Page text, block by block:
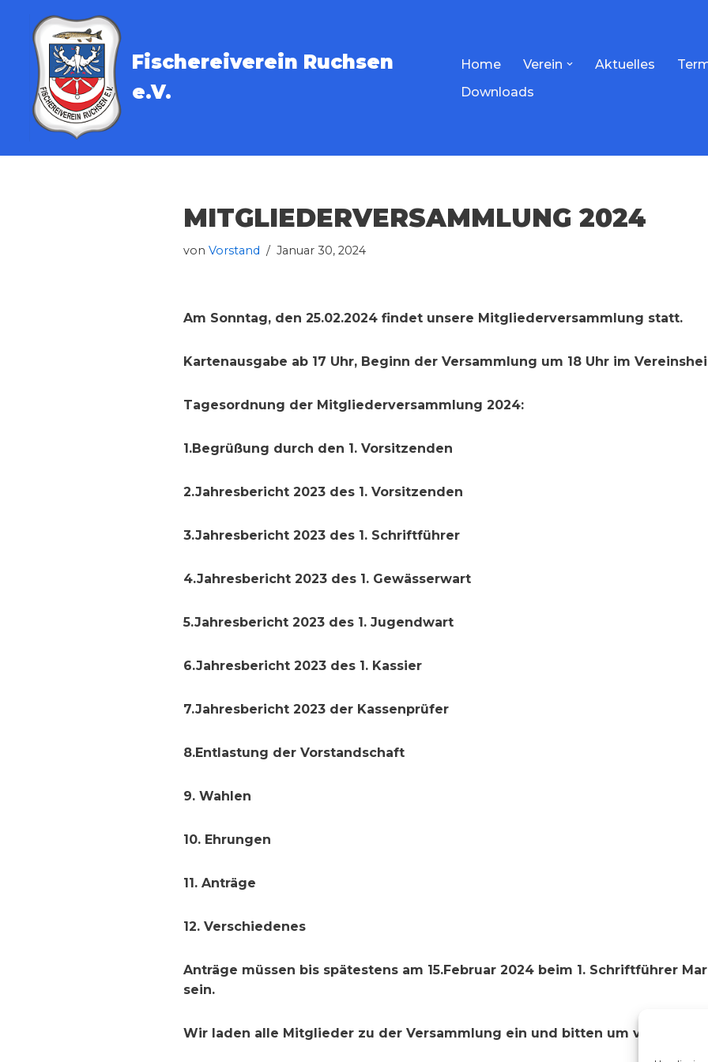
Zum
Inhalt
springen
Fischereiverein Ruchsen
e.V.
Home Verein Aktuelles
Downloads
MITGLIEDERVERSAMMLUNG 2024
von Vorstand Januar 30, 2024
Am Sonntag, den 25.02.2024 findet unsere Mitgliederversammlung statt.
Kartenausgabe ab 17 Uhr, Beginn der Versammlung um 18 Uhr im
Tagesordnung der Mitgliederversammlung 2024:
1.Begrüßung durch den 1. Vorsitzenden
2.Jahresbericht 2023 des 1. Vorsitzenden
3.Jahresbericht 2023 des 1. Schriftführer
4.Jahresbericht 2023 des 1. Gewässerwart
5.Jahresbericht 2023 des 1. Jugendwart
6.Jahresbericht 2023 des 1. Kassier
7.Jahresbericht 2023 der Kassenprüfer
8.Entlastung der Vorstandschaft
9. Wahlen
10. Ehrungen
11. Anträge
12. Verschiedenes
Anträge müssen bis spätestens am 15.Februar 2024 beim 1. Schriftführer
sein.
Wir laden alle Mitglieder zu der Versammlung ein und bitten um